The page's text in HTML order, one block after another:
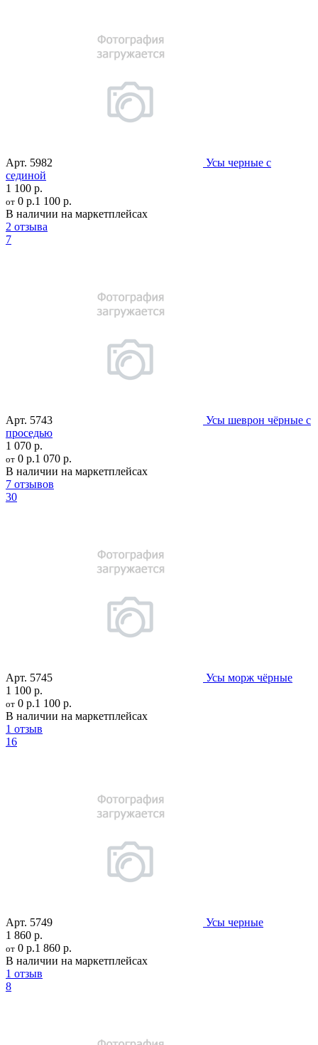
Арт. 5982
Усы черные с
сединой
1 100 р.
от 0 р.1 100 р.
В наличии на маркетплейсах
2 отзыва
7
Арт. 5743
Усы шеврон чёрные с
проседью
1 070 р.
от 0 р.1 070 р.
В наличии на маркетплейсах
7 отзывов
30
Арт. 5745
Усы морж чёрные
1 100 р.
от 0 р.1 100 р.
В наличии на маркетплейсах
1 отзыв
16
Арт. 5749
Усы черные
1 860 р.
от 0 р.1 860 р.
В наличии на маркетплейсах
1 отзыв
8